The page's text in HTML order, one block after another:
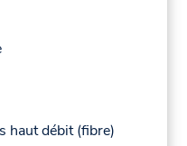
haut débit (fibre)